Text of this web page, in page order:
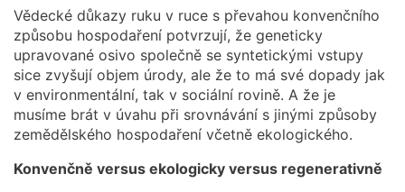
Vědecké důkazy ruku v ruce s převahou konvenčního
způsobu hospodaření potvrzují, že geneticky
upravované osivo společně se syntetickými vstupy
sice zvyšují objem úrody, ale že to má své dopady jak
v environmentální, tak v sociální rovině. A že je
musíme brát v úvahu při srovnávání s jinými způsoby
zemědělského hospodaření včetně ekologického.
Konvenčně versus ekologicky versus regenerativně